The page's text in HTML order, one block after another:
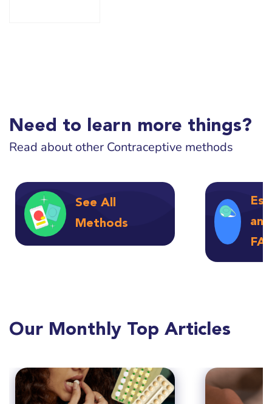
Need to learn more things?
Read about other Contraceptive methods
See All
Methods
Our Monthly Top Articles